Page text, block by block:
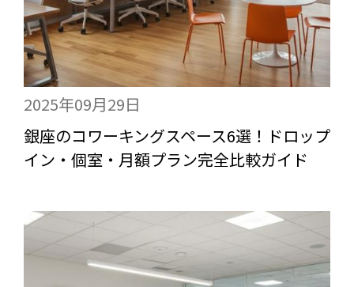
2025年09月29日
銀座のコワーキングスペース6選！ドロップ
イン・個室・月額プラン完全比較ガイド